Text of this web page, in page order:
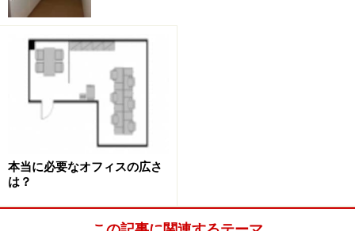
上記と同様です。
3.自宅以外を登記住所とする機能
自宅を登記住所としてもメーカーの与信基準に問題はあ
りません。
取引についても支障はありません。
4.企業イメージを向上させる機能
対顧客、対メーカーともにオフィスを借りることでイメ
ージアップを図れます。
本当に必要なオフィスの広さ
は？